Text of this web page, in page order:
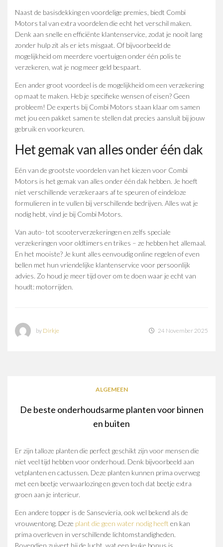
Naast de basisdekking en voordelige premies, biedt Combi
Motors tal van extra voordelen die echt het verschil maken.
Denk aan snelle en efficiënte klantenservice, zodat je nooit lang
zonder hulp zit als er iets misgaat. Of bijvoorbeeld de
mogelijkheid om meerdere voertuigen onder één polis te
verzekeren, wat je nog meer geld bespaart.
Een ander groot voordeel is de mogelijkheid om een verzekering
op maat te maken. Heb je specifieke wensen of eisen? Geen
probleem! De experts bij Combi Motors staan klaar om samen
met jou een pakket samen te stellen dat precies aansluit bij jouw
gebruik en voorkeuren.
Het gemak van alles onder één dak
Eén van de grootste voordelen van het kiezen voor Combi
Motors is het gemak van alles onder één dak hebben. Je hoeft
niet verschillende verzekeraars af te speuren of eindeloze
formulieren in te vullen bij verschillende bedrijven. Alles wat je
nodig hebt, vind je bij Combi Motors.
Van auto- tot scooterverzekeringen en zelfs speciale
verzekeringen voor oldtimers en trikes – ze hebben het allemaal.
En het mooiste? Je kunt alles eenvoudig online regelen of even
bellen met hun vriendelijke klantenservice voor persoonlijk
advies. Zo houd je meer tijd over om te doen waar je echt van
houdt: motorrijden.
by Dirkje 24 November 2025
ALGEMEEN
De beste onderhoudsarme planten voor binnen
en buiten
Er zijn talloze planten die perfect geschikt zijn voor mensen die
niet veel tijd hebben voor onderhoud. Denk bijvoorbeeld aan
vetplanten en cactussen. Deze planten kunnen prima overweg
met een beetje verwaarlozing en geven toch dat beetje extra
groen aan je interieur.
Een andere topper is de Sansevieria, ook wel bekend als de
vrouwentong. Deze plant die geen water nodig heeft en kan
prima overleven in verschillende lichtomstandigheden.
Bovendien zuivert hij de lucht, wat een leuke bonus is.